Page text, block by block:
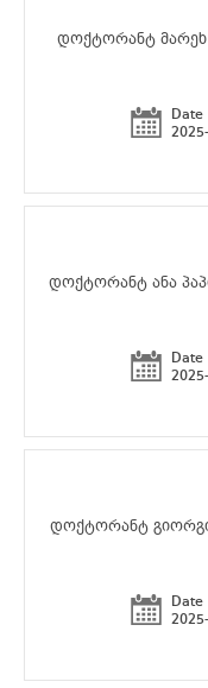
დოქტორანტ მარეხ
Date
დოქტორანტ ანა
Date
დოქტორანტ
Date